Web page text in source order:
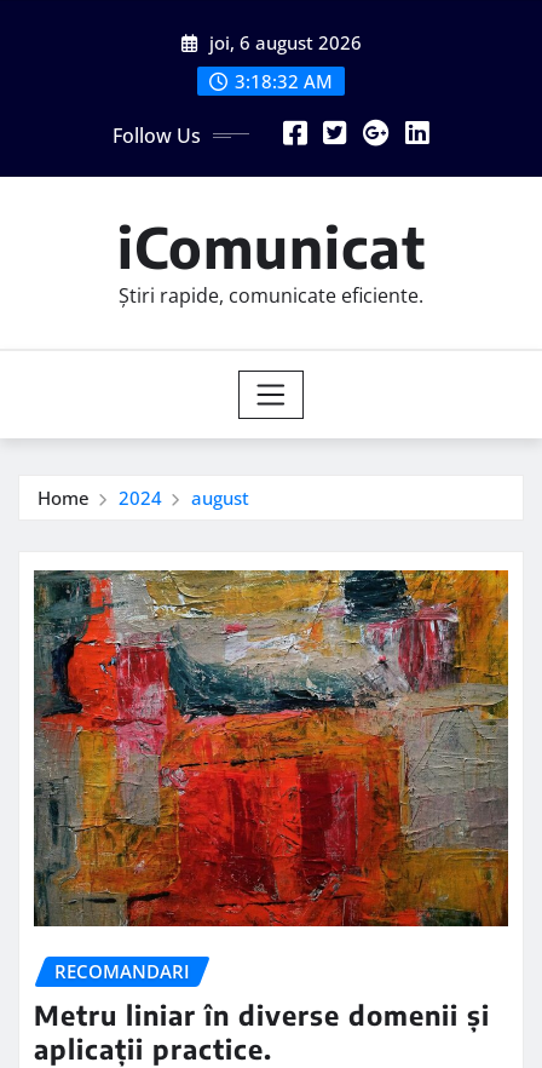
joi, 6 august 2026
3:18:34 AM
Follow Us
iComunicat
Știri rapide, comunicate eficiente.
Home 2024 august
RECOMANDARI
Metru liniar în diverse domenii și
aplicații practice.